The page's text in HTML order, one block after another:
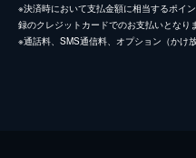
※決済時において支払金額に相当するポイ
録のクレジットカードでのお支払いとなりま
※通話料、SMS通信料、オプション（かけ